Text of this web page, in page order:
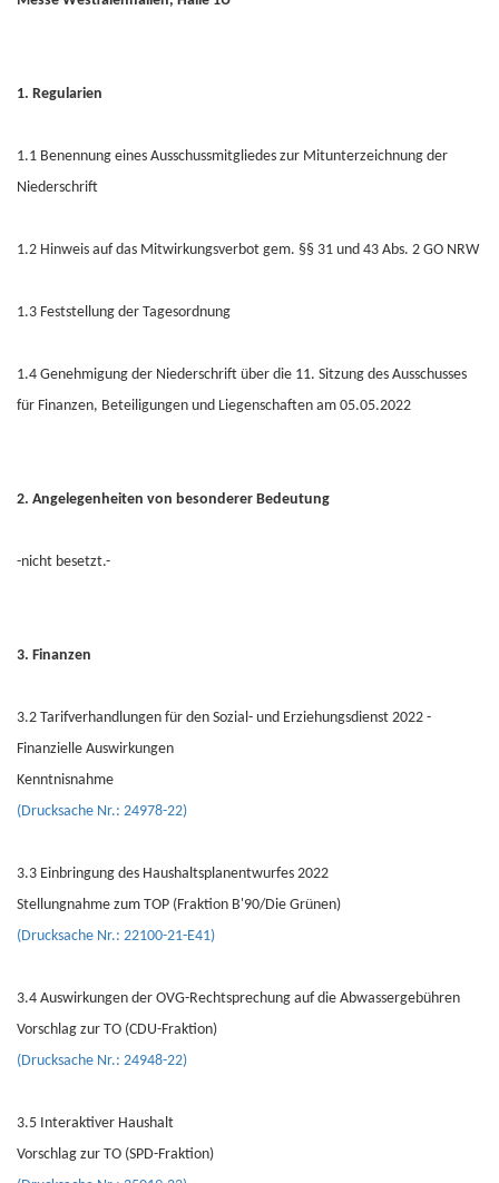
1. Regularien
1.1 Benennung eines Ausschussmitgliedes zur Mitunterzeichnung der
Niederschrift
1.2 Hinweis auf das Mitwirkungsverbot gem. §§ 31 und 43 Abs. 2 GO NRW
1.3 Feststellung der Tagesordnung
1.4 Genehmigung der Niederschrift über die 11. Sitzung des Ausschusses
für Finanzen, Beteiligungen und Liegenschaften am 05.05.2022
2. Angelegenheiten von besonderer Bedeutung
-nicht besetzt.-
3. Finanzen
3.2 Tarifverhandlungen für den Sozial- und Erziehungsdienst 2022 -
Finanzielle Auswirkungen
Kenntnisnahme
(Drucksache Nr.: 24978-22)
3.3 Einbringung des Haushaltsplanentwurfes 2022
Stellungnahme zum TOP (Fraktion B'90/Die Grünen)
(Drucksache Nr.: 22100-21-E41)
3.4 Auswirkungen der OVG-Rechtsprechung auf die Abwassergebühren
Vorschlag zur TO (CDU-Fraktion)
(Drucksache Nr.: 24948-22)
3.5 Interaktiver Haushalt
Vorschlag zur TO (SPD-Fraktion)